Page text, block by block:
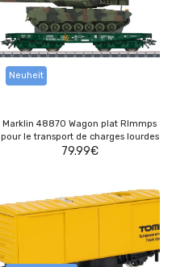
Neuheit
Marklin 48870 Wagon plat Rlmmps
pour le transport de charges lourdes
79.99€